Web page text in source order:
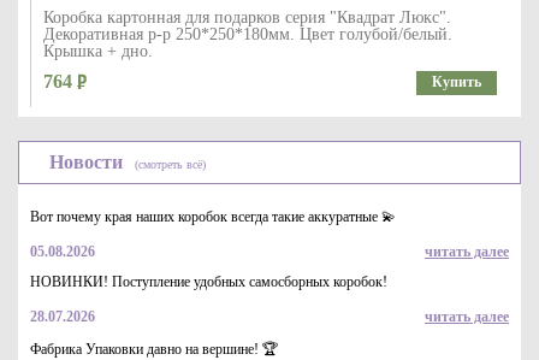
Коробка картонная для подарков серия "Квадрат Люкс".
Декоративная р-р 250*250*180мм. Цвет голубой/белый.
Крышка + дно.
764 Купить
Коробка картонная для подарков декоративная р-р
390*274*135мм. Цвет черный/черный. Крышка + дно
Новости (смотреть всё)
Вот почему края наших коробок всегда такие аккуратные 💫
05.08.2026
читать далее
НОВИНКИ! Поступление удобных самосборных коробок!
28.07.2026
читать далее
Фабрика Упаковки давно на вершине! 🏆